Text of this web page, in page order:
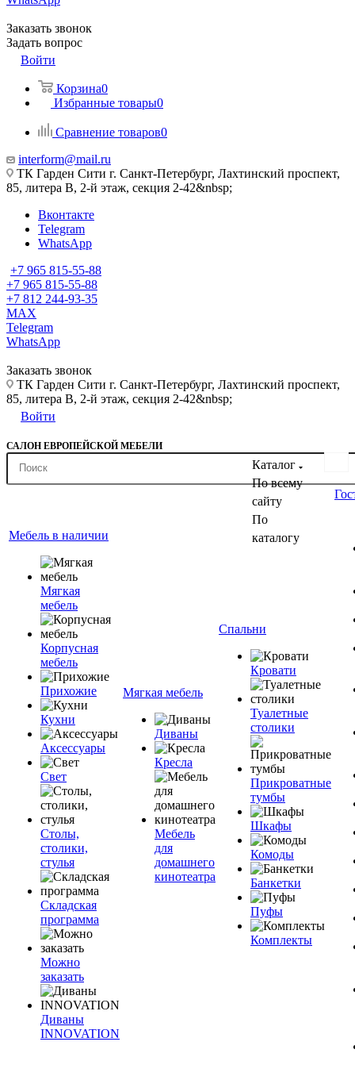
Заказать звонок
Задать вопрос
Войти
Корзина0
Избранные товары0
Сравнение товаров0
interform@mail.ru
ТК Гарден Сити г. Санкт-Петербург, Лахтинский проспект,
85, литера В, 2-й этаж, секция 2-42&nbsp;
Вконтакте
Telegram
WhatsApp
+7 965 815-55-88
+7 965 815-55-88
+7 812 244-93-35
MAX
Telegram
WhatsApp
Заказать звонок
ТК Гарден Сити г. Санкт-Петербург, Лахтинский проспект,
85, литера В, 2-й этаж, секция 2-42&nbsp;
Войти
САЛОН ЕВРОПЕЙСКОЙ МЕБЕЛИ
Каталог
По всему
сайту
По
каталогу
Мебель в наличии
Мягкая
мебель
Корпусная
мебель
Прихожие
Кухни
Аксессуары
Свет
Столы,
столики,
стулья
Складская
программа
Можно
заказать
Диваны
INNOVATION
Мягкая мебель
Диваны
Кресла
Мебель
для
домашнего
кинотеатра
Спальни
Кровати
Туалетные
столики
Прикроватные
тумбы
Шкафы
Комоды
Банкетки
Пуфы
Комплекты